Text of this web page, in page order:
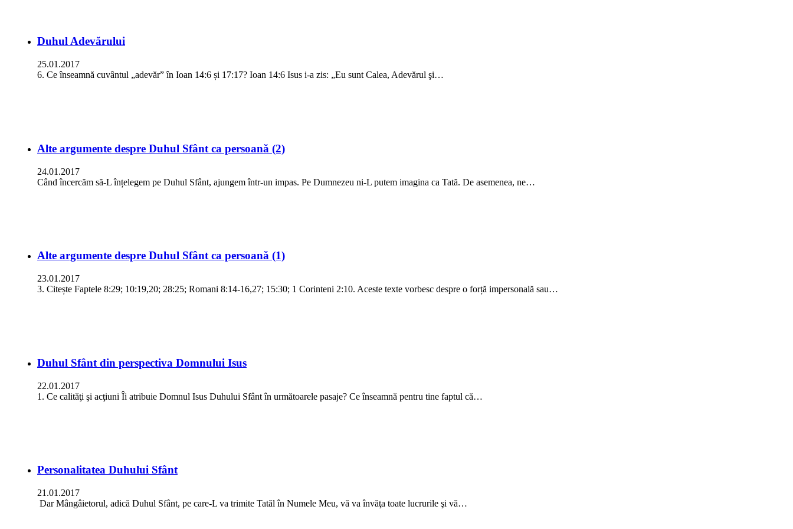
Duhul Adevărului
25.01.2017
6. Ce înseamnă cuvântul „adevăr” în Ioan 14:6 și 17:17? Ioan 14:6 Isus i-a zis: „Eu sunt Calea, Adevărul şi…
Alte argumente despre Duhul Sfânt ca persoană (2)
24.01.2017
Când încercăm să-L înțelegem pe Duhul Sfânt, ajungem într-un impas. Pe Dumnezeu ni-L putem imagina ca Tată. De asemenea, ne…
Alte argumente despre Duhul Sfânt ca persoană (1)
23.01.2017
3. Citește Faptele 8:29; 10:19,20; 28:25; Romani 8:14-16,27; 15:30; 1 Corinteni 2:10. Aceste texte vorbesc despre o forță impersonală sau…
Duhul Sfânt din perspectiva Domnului Isus
22.01.2017
1. Ce calităţi şi acţiuni Îi atribuie Domnul Isus Duhului Sfânt în următoarele pasaje? Ce înseamnă pentru tine faptul că…
Personalitatea Duhului Sfânt
21.01.2017
Dar Mângâietorul, adică Duhul Sfânt, pe care-L va trimite Tatăl în Numele Meu, vă va învăţa toate lucrurile şi vă…